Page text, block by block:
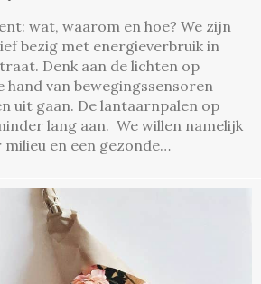
wat, waarom en hoe? We zijn
bezig met energieverbruik in
Denk aan de lichten op
hand van bewegingssensoren
uit gaan. De lantaarnpalen op
lang aan. We willen namelijk
milieu en een gezonde…